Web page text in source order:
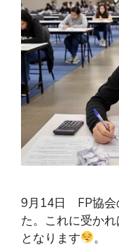
9月14日 FP協会
た。これに受か
となります
。